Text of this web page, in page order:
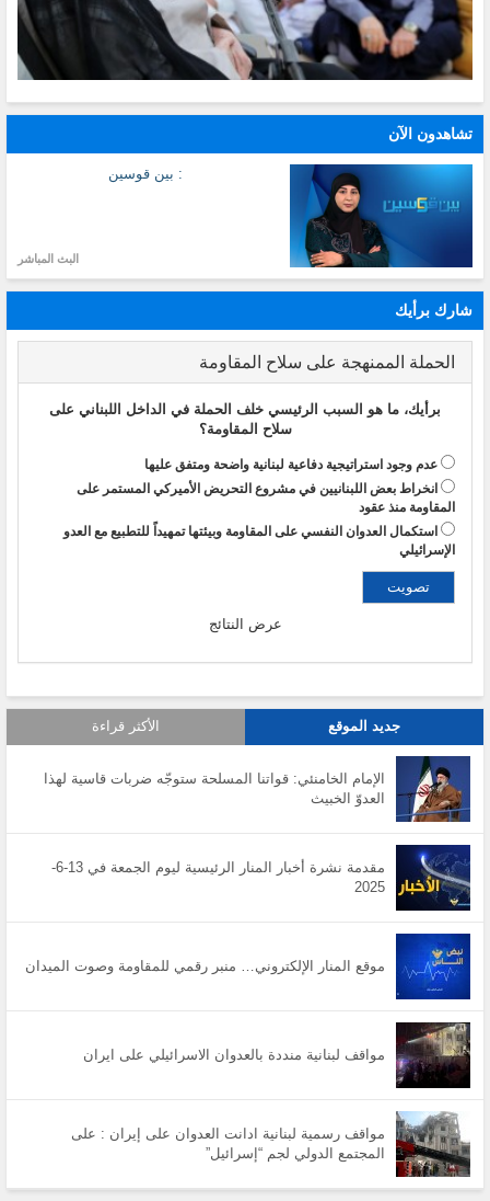
تشاهدون الآن
: بين قوسين
البث المباشر
شارك برأيك
الحملة الممنهجة على سلاح المقاومة
برأيك، ما هو السبب الرئيسي خلف الحملة في الداخل اللبناني على
سلاح المقاومة؟
عدم وجود استراتيجية دفاعية لبنانية واضحة ومتفق عليها
انخراط بعض اللبنانيين في مشروع التحريض الأميركي المستمر على
المقاومة منذ عقود
استكمال العدوان النفسي على المقاومة وبيئتها تمهيداً للتطبيع مع العدو
الإسرائيلي
عرض النتائج
جديد الموقع الأكثر قراءة
الإمام الخامنئي: قواتنا المسلحة ستوجّه ضربات قاسية لهذا
العدوّ الخبيث
مقدمة نشرة أخبار المنار الرئيسية ليوم الجمعة في 13-6-
2025
موقع المنار الإلكتروني… منبر رقمي للمقاومة وصوت الميدان
مواقف لبنانية منددة بالعدوان الاسرائيلي على ايران
مواقف رسمية لبنانية ادانت العدوان على إيران : على
المجتمع الدولي لجم “إسرائيل”